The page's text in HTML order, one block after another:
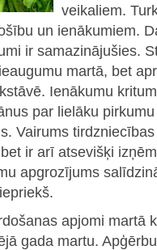
veikaliem.
un ienākumiem.
ir samazinājušies.
martā, bet
Ienākumu
par lielāku
Vairums
ir arī atsevišķi
apgrozījums
apjomi martā
gada martu.